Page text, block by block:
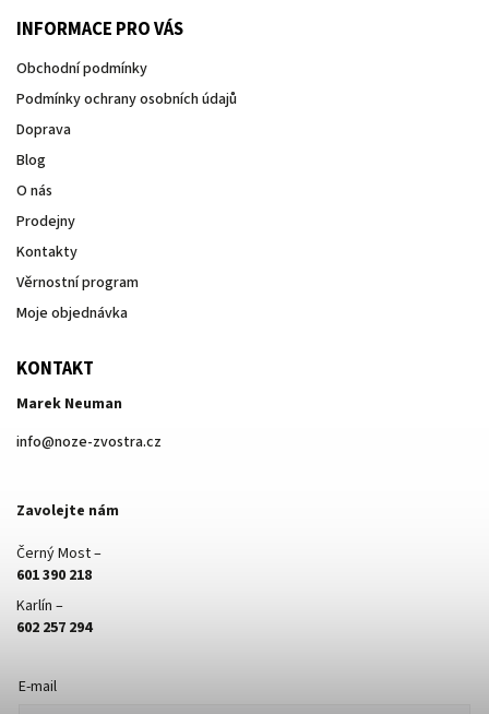
INFORMACE PRO VÁS
Obchodní podmínky
Podmínky ochrany osobních údajů
Doprava
Blog
O nás
Prodejny
Kontakty
Věrnostní program
Moje objednávka
KONTAKT
Marek Neuman
info@noze-zvostra.cz
Zavolejte nám
Černý Most –
601 390 218
Karlín –
602 257 294
E-mail